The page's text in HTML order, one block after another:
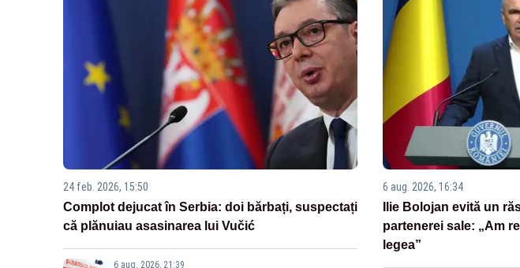
24 feb. 2026, 15:50
Complot dejucat în Serbia: doi bărbați, suspectați
că plănuiau asasinarea lui Vučić
6 aug. 2026, 21:39
6 aug. 2026, 16:34
Ilie Bolojan evită un
partenerei sale: „Am
legea”